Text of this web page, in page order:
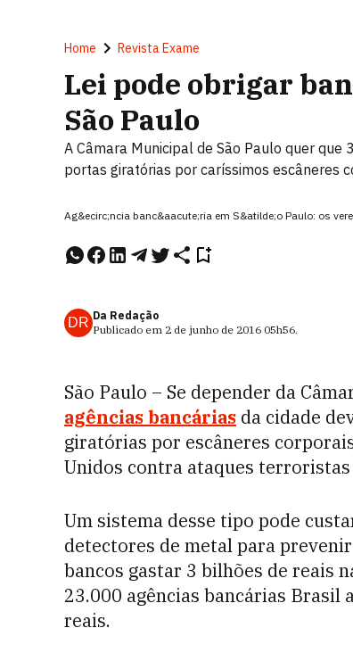
Home Revista Exame
Lei pode obrigar
São Paulo
A Câmara Municipal de São Paulo quer
portas giratórias por caríssimos escâneres
Ag&ecirc;ncia banc&aacute;ria em S&atilde;o Paulo: os
DR Da Redação
Publicado em 2 de junho de 2016 05h56.
São Paulo – Se depender da
agências bancárias da cidade
giratórias por escâneres
Unidos contra ataques
Um sistema desse tipo pode
detectores de metal para
bancos gastar 3 bilhões de reais
23.000 agências bancárias Brasil
reais.